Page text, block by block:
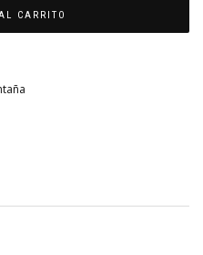
CARRITO